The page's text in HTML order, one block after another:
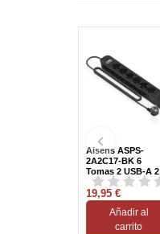
Aisens ASPS-
2A2C17-BK 6
Tomas 2 USB-A 2
USB-C con
Protección e
Interruptor
19,95 €
Añadir al
carrito